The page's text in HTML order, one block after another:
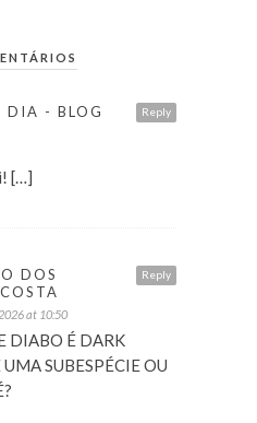
Reply
DIA - BLOG
[…]
Reply
DOS
at 10:50
DIABO É DARK
UMA SUBESPÉCIE OU